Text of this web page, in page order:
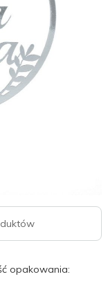
opakowania: